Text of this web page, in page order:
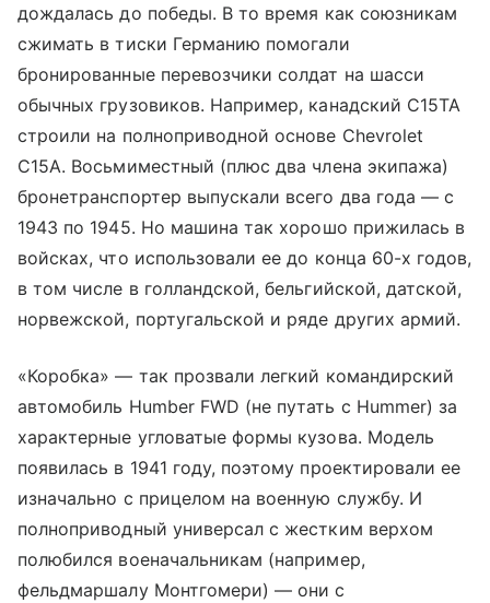
дождалась до победы. В то время как союзникам
сжимать в тиски Германию помогали
бронированные перевозчики солдат на шасси
обычных грузовиков. Например, канадский C15TA
строили на полноприводной основе Chevrolet
C15A. Восьмиместный (плюс два члена экипажа)
бронетранспортер выпускали всего два года — с
1943 по 1945. Но машина так хорошо прижилась в
войсках, что использовали ее до конца 60-х годов,
в том числе в голландской, бельгийской, датской,
норвежской, португальской и ряде других армий.
«Коробка» — так прозвали легкий командирский
автомобиль Humber FWD (не путать с Hummer) за
характерные угловатые формы кузова. Модель
появилась в 1941 году, поэтому проектировали ее
изначально с прицелом на военную службу. И
полноприводный универсал с жестким верхом
полюбился военачальникам (например,
фельдмаршалу Монтгомери) — они с